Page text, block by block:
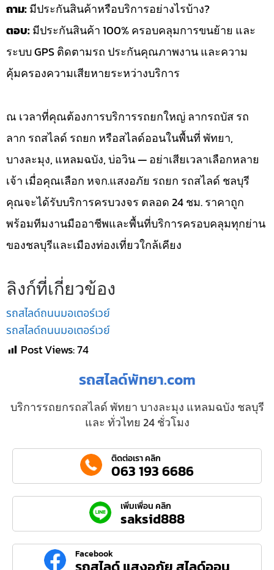
ถาม:มีประกันสินค้าหรือบริการอย่างไรบ้าง?
ตอบ:มีประกันสินค้า 100% ครอบคลุมการขนย้าย และ
ระบบ GPS ติดตามรถ ประกันคุณภาพงาน และความ
คุ้มครองความเสียหายระหว่างบริการ
ณ เวลาที่คุณต้องการบริการรถยกใหญ่ ลากรถบัส รถ
ลาก รถสไลด์ รถยก หรือสไลด์ออนในพื้นที่ พัทยา,
บางละมุง, แหลมฉบัง, บ่อวิน — อย่าเสียเวลาเลือกหลาย
เจ้า เมื่อคุณเลือก หจก.แสงอภัย รถยก รถสไลด์ ชลบุรี
คุณจะได้รับบริการครบวงจร ตลอด 24 ชม. ราคาถูก
พร้อมทีมงานมืออาชีพและพื้นที่บริการครอบคลุมทุกย่าน
ของชลบุรีและเมืองท่องเที่ยวใกล้เคียง
ลิงก์ที่เกี่ยวข้อง
รถสไลด์ถนนมอเตอร์เวย์
รถสไลด์ถนนมอเตอร์เวย์
Post Views:74
รถสไลด์พัทยา.com
บริการรถยกรถสไลด์ พัทยา บางละมุง แหลมฉบัง ชลบุรี
และ ทั่วไทย 24 ชั่วโมง
ติดต่อเรา คลิก
063 193 6686
เพิ่มเพื่อน คลิก
saksid888
Facebook